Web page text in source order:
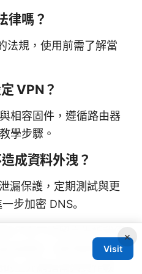
律嗎？
法規，使用前需了解當
VPN？
相容固件，遵循路由器
學步驟。
成資料外洩？
漏保護，定期測試與更
步加密 DNS。
了在下方留言告訴我們
或場景。我們會根據讀
上外網指南與實作教
×
Visit